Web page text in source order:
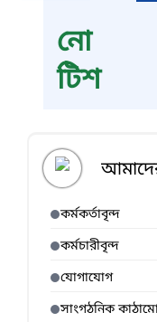
নো
টিশ
কর্মকর্তাবৃন্দ
কর্মচারীবৃন্দ
যোগাযোগ
সাংগঠনিক